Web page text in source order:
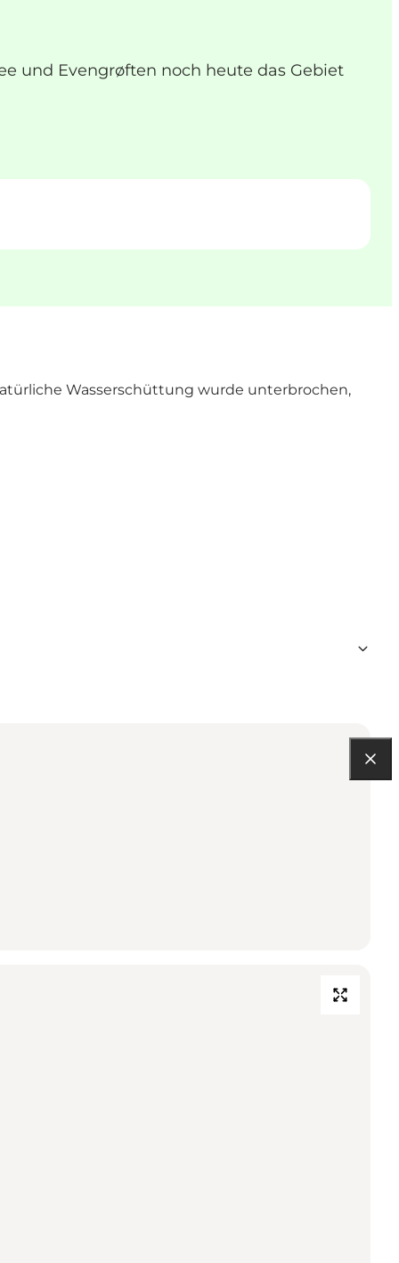
und Evengrøften noch heute das Gebiet
Wasserschüttung wurde unterbrochen,